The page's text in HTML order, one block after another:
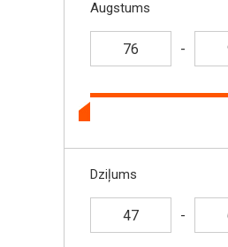
Augstums
-
Dziļums
-